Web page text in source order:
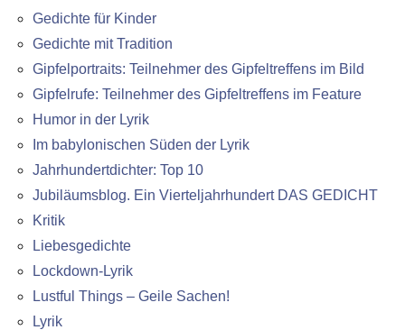
Gedichte für Kinder
Gedichte mit Tradition
Gipfelportraits: Teilnehmer des Gipfeltreffens im Bild
Gipfelrufe: Teilnehmer des Gipfeltreffens im Feature
Humor in der Lyrik
Im babylonischen Süden der Lyrik
Jahrhundertdichter: Top 10
Jubiläumsblog. Ein Vierteljahrhundert DAS GEDICHT
Kritik
Liebesgedichte
Lockdown-Lyrik
Lustful Things – Geile Sachen!
Lyrik